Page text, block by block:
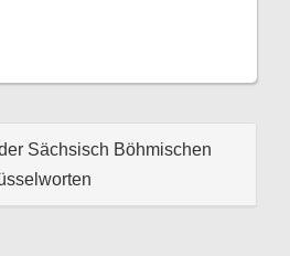
Sächsisch Böhmischen